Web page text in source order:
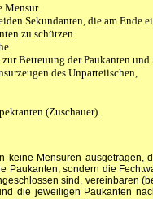
Mensur.
Sekundanten, die am Ende
zu schützen.
Betreuung der Paukanten und
des Unparteiischen,
(Zuschauer).
keine Mensuren ausgetragen,
Paukanten, sondern die
sind, vereinbaren
die jeweiligen Paukanten